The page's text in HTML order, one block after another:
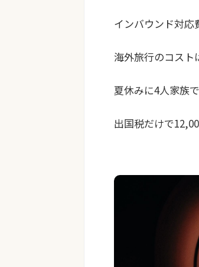
インバウンド対応
海外旅行のコスト
夏休みに4人家族
出国税だけで